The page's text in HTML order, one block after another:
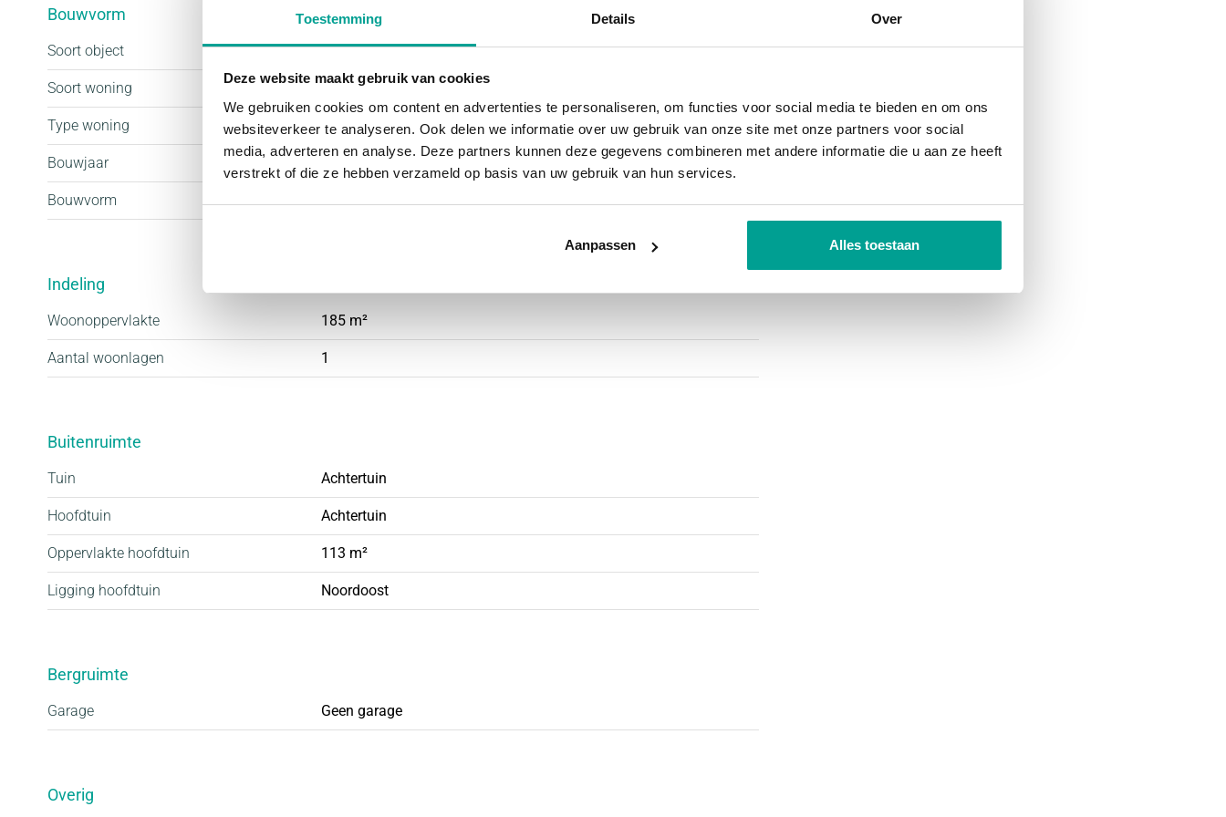
Toestemming Details Over
Deze website maakt gebruik van cookies
We gebruiken cookies om content en advertenties te personaliseren, om functies voor social media te bieden en om ons
websiteverkeer te analyseren. Ook delen we informatie over uw gebruik van onze site met onze partners voor social
media, adverteren en analyse. Deze partners kunnen deze gegevens combineren met andere informatie die u aan ze heeft
verstrekt of die ze hebben verzameld op basis van uw gebruik van hun services.
Aanpassen Alles toestaan
Bouwvorm
Soort object Woonhuis
Soort woning Eengezinswoning
Type woning Twee onder één kapwoning
Bouwjaar
Bouwvorm Nieuwbouw
Indeling
Woonoppervlakte 185 m²
Aantal woonlagen 1
Buitenruimte
Tuin Achtertuin
Hoofdtuin Achtertuin
Oppervlakte hoofdtuin 113 m²
Ligging hoofdtuin Noordoost
Bergruimte
Garage Geen garage
Overig